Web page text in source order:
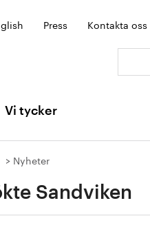
Press Kontakta oss
Vi tycker
Nyheter
Sandviken